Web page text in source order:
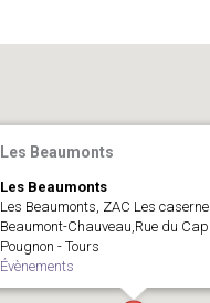
Les Beaumonts
Les Beaumonts
Les Beaumonts, ZAC Les
Beaumont-Chauveau,Rue du
Pougnon - Tours
Évènements